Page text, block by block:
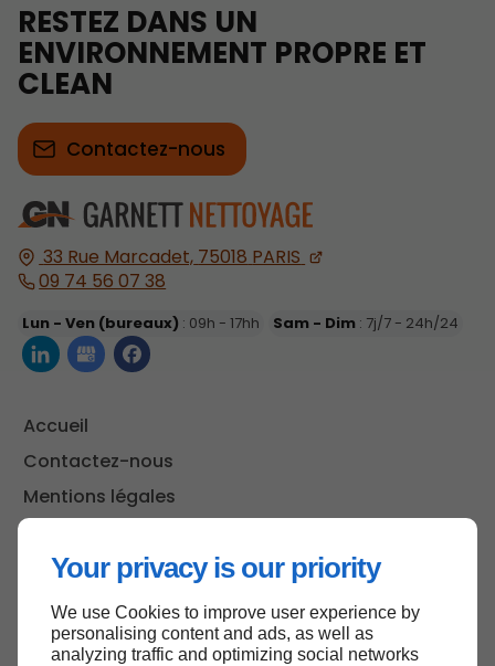
Your privacy is our priority
We use Cookies to improve user experience by
personalising content and ads, as well as
analyzing traffic and optimizing social networks
33 Rue Marcadet, 75018 PARIS
09 74 56 07 38
Lun - Ven (bureaux) : 09h - 17hh Sam - Dim : 7j/7 - 24h/24
Accueil
Contactez-nous
Mentions légales
RESTEZ DANS UN
ENVIRONNEMENT PROPRE ET
CLEAN
Contactez-nous
Haut de page